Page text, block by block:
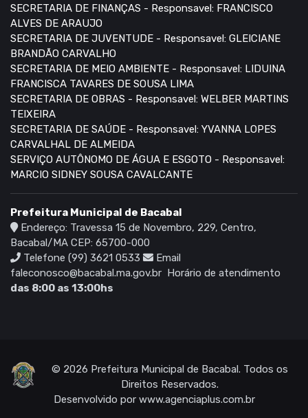
SECRETARIA DE FINANÇAS - Responsavel: FRANCISCO
ALVES DE ARAUJO
SECRETARIA DE JUVENTUDE - Responsavel: GLEICIANE
BRANDÃO CARVALHO
SECRETARIA DE MEIO AMBIENTE - Responsavel: LIDUINA
FRANCISCA TAVARES DE SOUSA LIMA
SECRETARIA DE OBRAS - Responsavel: WELBER MARTINS
TEIXEIRA
SECRETARIA DE SAÚDE - Responsavel: YVANNA LOPES
CARVALHAL DE ALMEIDA
SERVIÇO AUTÔNOMO DE ÁGUA E ESGOTO - Responsavel:
MARCIO SIDNEY SOUSA CAVALCANTE
Prefeitura Municipal de Bacabal
Endereço: Travessa 15 de Novembro, 229, Centro,
Bacabal/MA CEP: 65700-000
Telefone (99) 3621 0533
Email
faleconosco@bacabal.ma.gov.br Horário de atendimento
das 8:00 as 13:00hs
© 2026 Prefeitura Municipal de Bacabal. Todos os
Direitos Reservados.
Desenvolvido por www.agenciaplus.com.br